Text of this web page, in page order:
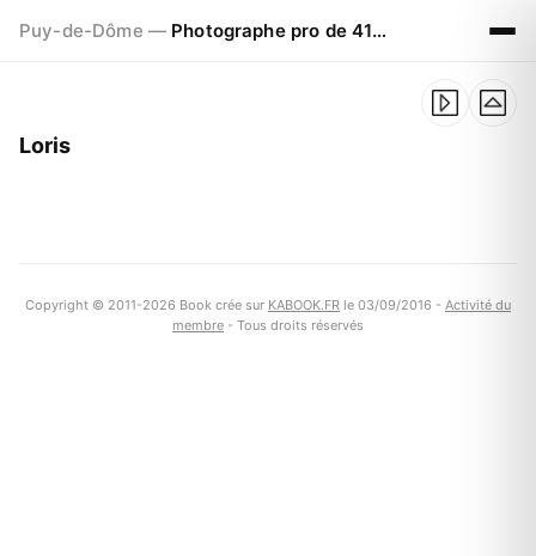
Puy-de-Dôme — Photographe pro de 41ans à CLERMONT FERRAND
Loris
Copyright © 2011-2026 Book crée sur KABOOK.FR le 03/09/2016 - Activité du
membre - Tous droits réservés